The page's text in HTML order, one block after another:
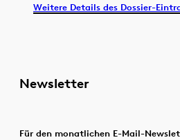
Weitere Details des Dossier-
Newsletter
Für den monatlichen E-Mail-